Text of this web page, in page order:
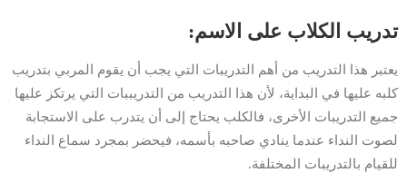
تدريب الكلاب على الاسم:
يعتبر هذا التدريب من أهم التدريبات التي يجب أن يقوم المربي بتدريب
كلبه عليها في البداية، لأن هذا التدريب من التدريببات التي يرتكز عليها
جميع التدريبات الأخرى، فالكلب يحتاج إلى أن يتدرب على الاستجابة
لصوت النداء عندما ينادي صاحبه بأسمه، فيحضر بمجرد سماع النداء
للقيام بالتدريبات المختلفة.